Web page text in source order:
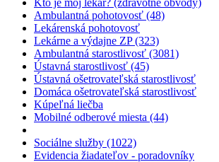
Kto je môj lekár? (zdravotné obvody)
Ambulantná pohotovosť (48)
Lekárenská pohotovosť
Lekárne a výdajne ZP (323)
Ambulantná starostlivosť (3081)
Ústavná starostlivosť (45)
Ústavná ošetrovateľská starostlivosť
Domáca ošetrovateľská starostlivosť
Kúpeľná liečba
Mobilné odberové miesta (44)
Sociálne služby (1022)
Evidencia žiadateľov - poradovníky